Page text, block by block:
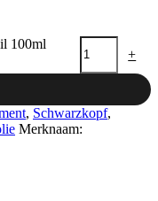
100ml
+
, Schwarzkopf,
Merknaam: